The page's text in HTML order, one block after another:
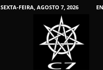
SEXTA-FEIRA, AGOSTO 7, 2026